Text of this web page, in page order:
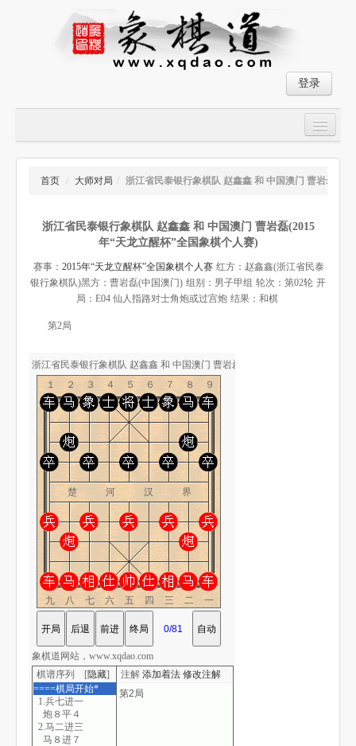
登录
大师对局
象棋棋谱
残局破解
象棋小游戏
首页 / 大师对局 / 浙江省民泰银行象棋队 赵鑫鑫 和 中国澳门 曹岩磊
浙江省民泰银行象棋队 赵鑫鑫 和 中国澳门 曹岩磊(2015
年“天龙立醒杯”全国象棋个人赛)
赛事： 2015年“天龙立醒杯”全国象棋个人赛 红方：赵鑫鑫(浙江省民泰
银行象棋队)黑方：曹岩磊(中国澳门) 组别：男子甲组 轮次：第02轮 开
局：E04 仙人指路对士角炮或过宫炮 结果：和棋
第2局
浙江省民泰银行象棋队 赵鑫鑫 和 中国澳门 曹岩磊-象棋道
１２３４５６７８９
楚 河 汉 界
九八七六五四三二一
棋谱序列 [隐藏]
====棋局开始*
1.兵七进一
炮８平４
2.马二进三
马８进７
注解 添加着法 修改注解
象棋道网站，www.xqdao.com